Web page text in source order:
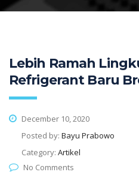
Lebih Ramah
Refrigerant Baru
December 10, 2020
Posted by: Bayu Prabowo
Category: Artikel
No Comments